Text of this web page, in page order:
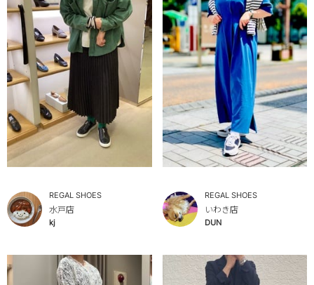
REGAL SHOES
水戸店
kj
REGAL SHOES
いわき店
DUN